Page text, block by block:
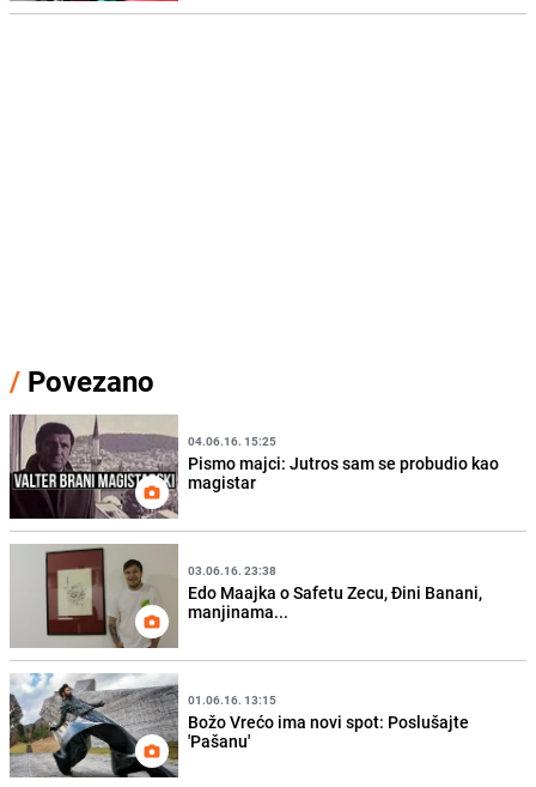
/ Povezano
04.06.16. 15:25
Pismo majci: Jutros sam se probudio kao
magistar
03.06.16. 23:38
Edo Maajka o Safetu Zecu, Đini Banani,
manjinama...
01.06.16. 13:15
Božo Vrećo ima novi spot: Poslušajte
'Pašanu'